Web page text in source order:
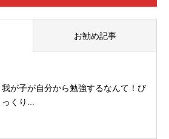
お勧め記事
我が子が自分から勉強するなんて！び
っくり...